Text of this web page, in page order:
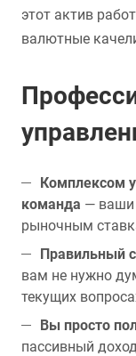
этот актив
валютные
Комплексом
команда — ваши
рыночным
Правильный
вам не нужно
текущих
Вы просто
пассивный